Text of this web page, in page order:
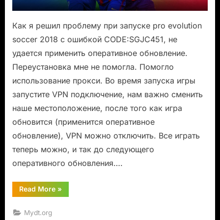
Как я решил проблему при запуске pro evolution
soccer 2018 с ошибкой CODE:SGJC451, не
удается применить оперативное обновление.
Переустановка мне не помогла. Помогло
использование прокси. Во время запуска игры
запустите VPN подключение, нам важно сменить
наше местоположение, после того как игра
обновится (применится оперативное
обновление), VPN можно отключить. Все играть
теперь можно, и так до следующего
оперативного обновления….
Read More“Pro
Evolution
»
Mydt.org